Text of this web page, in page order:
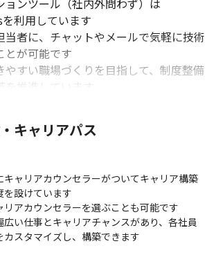
ョンツール（社内外問わず）は
利用しています
当者に、チャットやメールで気軽に技術
とが可能です
やすい職場づくりを目指して、制度整備
を推進しています
の36.5%、女性の管理職員数の割合は
取得率は100%、男性の育休取得率は
育休取得日数は119日です
上の豊富なオンライントレーニングで
磨くことが可能です
所属するネイティブスピーカー（英語）
プログラム「Language Buddy
キャリアパス
キャリアカウンセラーがついてキャリア構築
を設けています
リアカウンセラーを選ぶことも可能です
広い仕事とキャリアチャンスがあり、各社員
スタマイズし、構築できます